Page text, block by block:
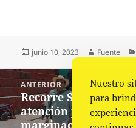
Publicado
junio 10, 2023 Autor
Fuente
Navegación
de
entradas
ANTERIOR
Entrada
anterior:
Recorre Salomón
atención prioritaria
marginación e
Nuestro
para